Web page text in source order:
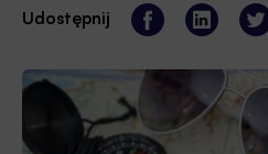
Udostępnij